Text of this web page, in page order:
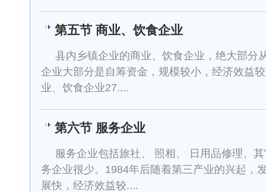
第五节 商业、饮食企业
县内乡镇企业的商业、饮食企业，绝大部分
企业大部分是自筹资金，规模较小，经济效益
业、饮食企业27....
第六节 服务企业
服务企业包括旅社、 照相、 日用品修理、
务企业很少。1984年后随着第三产业的兴起，
展快，经济效益较....